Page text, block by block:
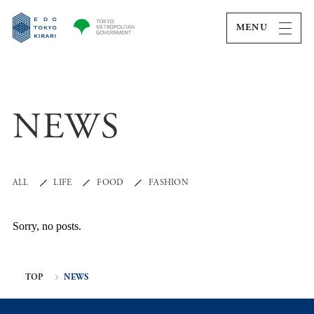
MENU
NEWS
ALL LIFE FOOD FASHION
Sorry, no posts.
TOP NEWS